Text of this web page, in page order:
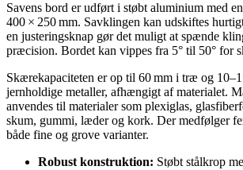
Savens bord er udført i støbt aluminium med
400 × 250 mm. Savklingen kan udskiftes
en justeringsknap gør det muligt at spænde
præcision. Bordet kan vippes fra 5° til 50° for
Skærekapaciteten er op til 60 mm i træ og
jernholdige metaller, afhængigt af materialet.
anvendes til materialer som plexiglas,
skum, gummi, læder og kork. Der medfølger
både fine og grove varianter.
Robust konstruktion: Støbt stålkrop